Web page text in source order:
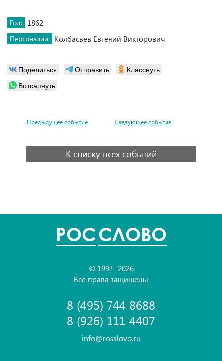
Год: 1862
Персоналии: Колбасьев Евгений Викторович
Поделиться Отправить
Класснуть
Вотсапнуть
Предыдущее событие Следующее событие
К списку всех событий
POCСЛОВО
© 1997- 2026
Все права защищены
8 (495) 744 8688
8 (926) 111 4407
info@rosslovo.ru